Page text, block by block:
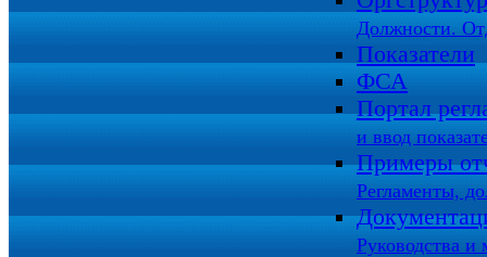
Должности.
Показатели
ФСА
Портал
и ввод
Примеры
Регламенты,
Руководства и